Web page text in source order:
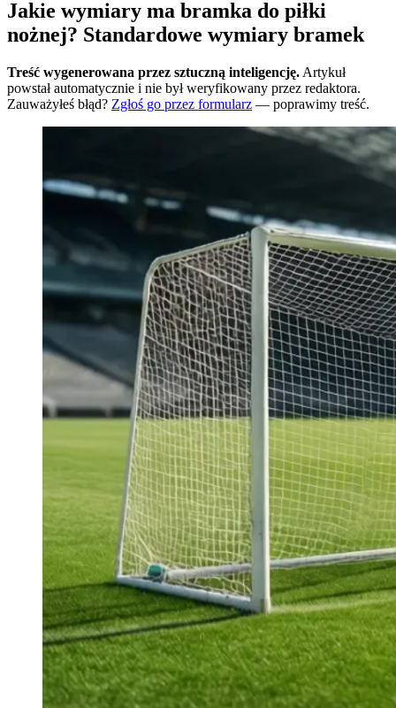
Jakie wymiary ma bramka do piłki
nożnej? Standardowe wymiary bramek
Treść wygenerowana przez sztuczną inteligencję. Artykuł
powstał automatycznie i nie był weryfikowany przez redaktora.
Zauważyłeś błąd? Zgłoś go przez formularz — poprawimy treść.